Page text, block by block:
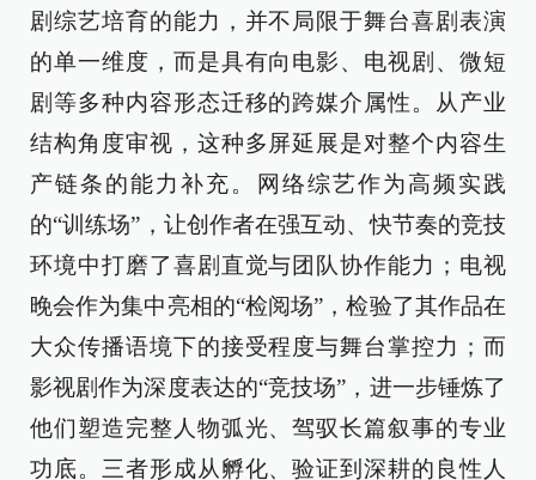
剧综艺培育的能力，并不局限于舞台喜剧表演
的单一维度，而是具有向电影、电视剧、微短
剧等多种内容形态迁移的跨媒介属性。从产业
结构角度审视，这种多屏延展是对整个内容生
产链条的能力补充。网络综艺作为高频实践
的“训练场”，让创作者在强互动、快节奏的竞技
环境中打磨了喜剧直觉与团队协作能力；电视
晚会作为集中亮相的“检阅场”，检验了其作品在
大众传播语境下的接受程度与舞台掌控力；而
影视剧作为深度表达的“竞技场”，进一步锤炼了
他们塑造完整人物弧光、驾驭长篇叙事的专业
功底。三者形成从孵化、验证到深耕的良性人